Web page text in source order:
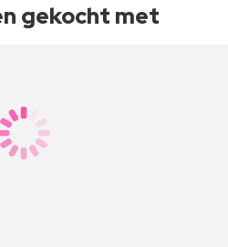
gekocht met